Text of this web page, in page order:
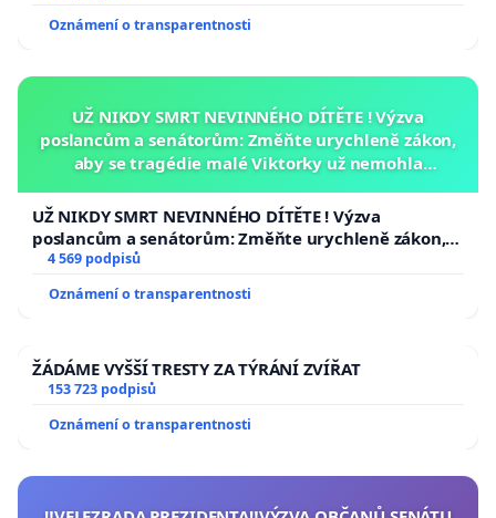
Oznámení o transparentnosti
UŽ NIKDY SMRT NEVINNÉHO DÍTĚTE ! Výzva
poslancům a senátorům: Změňte urychleně zákon,
aby se tragédie malé Viktorky už nemohla
UŽ NIKDY SMRT NEVINNÉHO DÍTĚTE ! Výzva
poslancům a senátorům: Změňte urychleně zákon,
aby se tragédie malé Viktorky už nemohla opakovat!
4 569 podpisů
Oznámení o transparentnosti
ŽÁDÁME VYŠŠÍ TRESTY ZA TÝRÁNÍ ZVÍŘAT
153 723 podpisů
Oznámení o transparentnosti